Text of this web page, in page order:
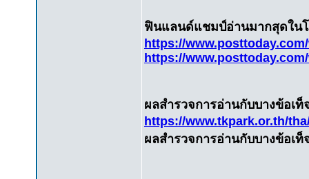
ฟินแลนด์แชมป์อ่านมากสุดในโ
https://
https://
ผลสำรวจการอ่านกับบางข้อเ
https://www.tkpark.or.th/
ผลสำรวจการอ่านกับบางข้อเ